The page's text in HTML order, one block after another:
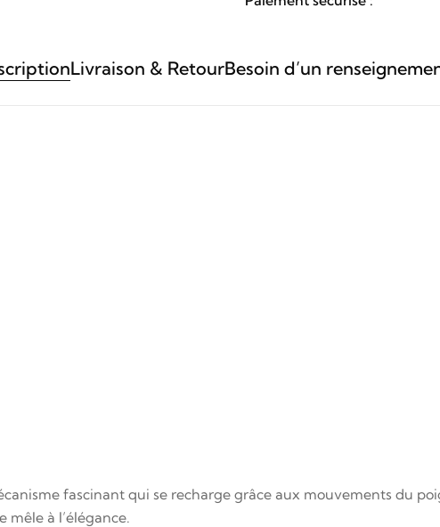
Livraison & RetourBesoin d’un
fascinant qui se recharge grâce aux mouvements du
à l’élégance.